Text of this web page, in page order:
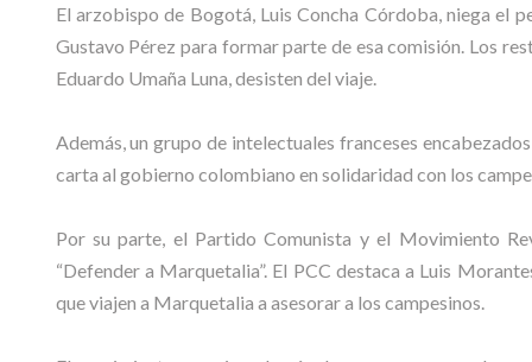
El arzobispo de Bogotá, Luis Concha Córdoba, niega el
Gustavo Pérez para formar parte de esa comisión. Los
Eduardo Umaña Luna, desisten del viaje.
Además, un grupo de intelectuales franceses
carta al gobierno colombiano en solidaridad con los
Por su parte, el Partido Comunista y el Movimiento
“Defender a Marquetalia”. El PCC destaca a Luis
que viajen a Marquetalia a asesorar a los campesinos.